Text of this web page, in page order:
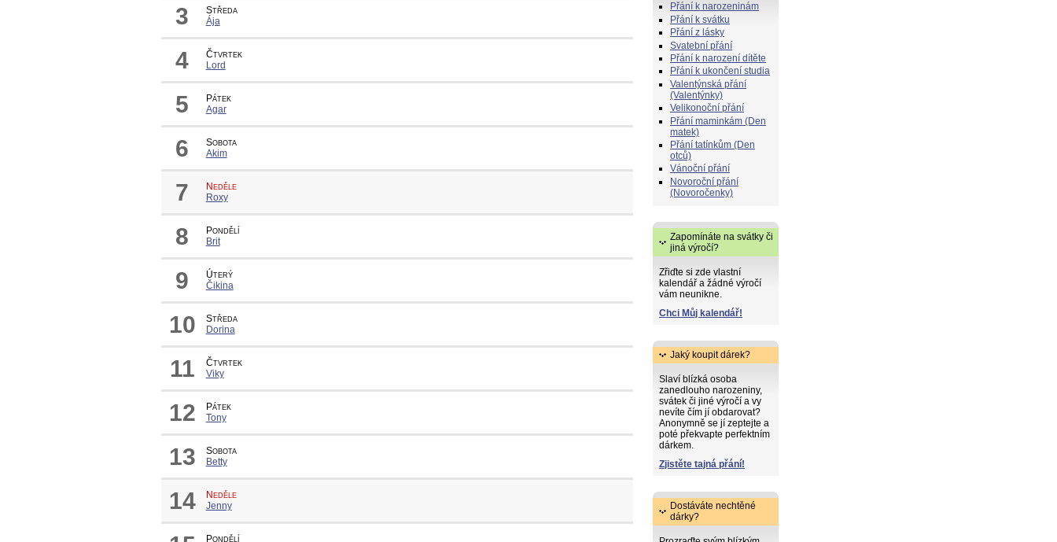
3
Středa
Ája
4
Čtvrtek
Lord
5
Pátek
Agar
6
Sobota
Akim
7
Neděle
Roxy
8
Pondělí
Brit
9
Úterý
Čikina
10
Středa
Dorina
11
Čtvrtek
Viky
12
Pátek
Tony
13
Sobota
Betty
14
Neděle
Jenny
Pondělí
Přání k narozeninám
Přání k svátku
Přání z lásky
Svatební přání
Přání k narození dítěte
Přání k ukončení studia
Valentýnská přání
(Valentýnky)
Velikonoční přání
Přání maminkám (Den
matek)
Přání tatínkům (Den
otců)
Vánoční přání
Novoroční přání
(Novoročenky)
Zapomínáte na svátky či
jiná výročí?
Zřiďte si zde vlastní
kalendář a žádné výročí
vám neunikne.
Chci Můj kalendář!
Jaký koupit dárek?
Slaví blízká osoba
zanedlouho narozeniny,
svátek či jiné výročí a vy
nevíte čím jí obdarovat?
Anonymně se jí zeptejte a
poté překvapte perfektním
dárkem.
Zjistěte tajná přání!
Dostáváte nechtěné
dárky?